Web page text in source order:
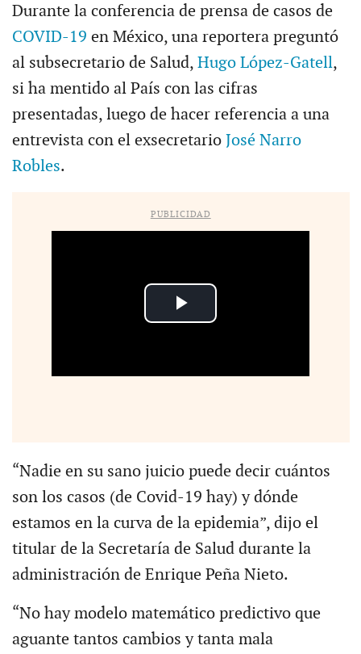
Durante la conferencia de prensa de casos de
COVID-19 en México, una reportera preguntó
al subsecretario de Salud, Hugo López-Gatell,
si ha mentido al País con las cifras
presentadas, luego de hacer referencia a una
entrevista con el exsecretario José Narro
Robles.
PUBLICIDAD
“Nadie en su sano juicio puede decir cuántos
son los casos (de Covid-19 hay) y dónde
estamos en la curva de la epidemia”, dijo el
titular de la Secretaría de Salud durante la
administración de Enrique Peña Nieto.
“No hay modelo matemático predictivo que
aguante tantos cambios y tanta mala